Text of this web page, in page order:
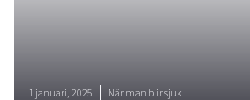
1 januari, 2025 När man blir sjuk